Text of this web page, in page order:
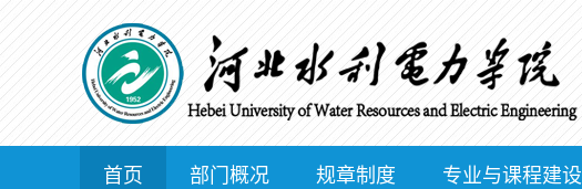
首页 部门概况 规章制度 专业与课程建设